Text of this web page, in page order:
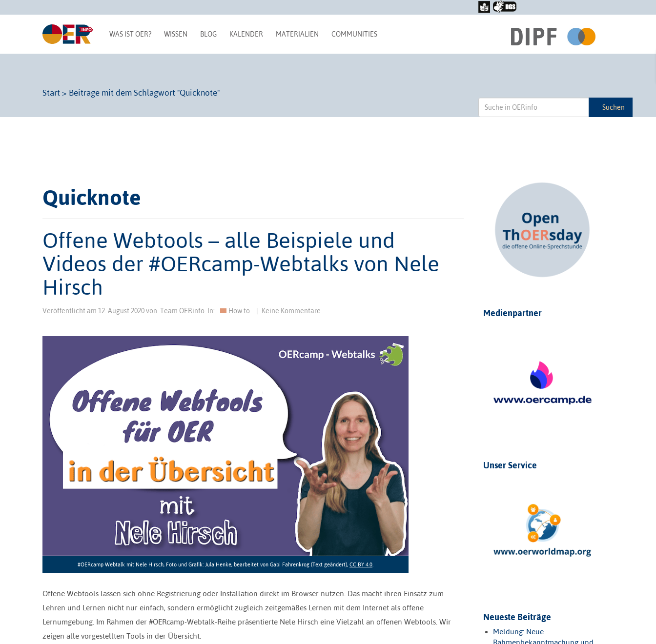
WAS IST OER? WISSEN BLOG KALENDER MATERIALIEN COMMUNITIES
Start > Beiträge mit dem Schlagwort "Quicknote"
Suchen
Quicknote
Offene Webtools – alle Beispiele und
Videos der #OERcamp-Webtalks von Nele
Hirsch
Veröffentlicht am 12. August 2020von Team OERinfo In: How to Keine Kommentare
#OERcamp Webtalk mit Nele Hirsch, Foto und Grafik: Jula Henke, bearbeitet von Gabi Fahrenkrog (Text geändert), CC BY 4.0
Offene Webtools lassen sich ohne Registrierung oder Installation direkt im Browser nutzen. Das macht ihren Einsatz zum
Lehren und Lernen nicht nur einfach, sondern ermöglicht zugleich zeitgemäßes Lernen mit dem Internet als offene
Lernumgebung. Im Rahmen der #OERcamp-Webtalk-Reihe präsentierte Nele Hirsch eine Vielzahl an offenen Webtools. Wir
zeigen alle vorgestellten Tools in der Übersicht.
Medienpartner
Unser Service
Neueste Beiträge
Meldung: Neue